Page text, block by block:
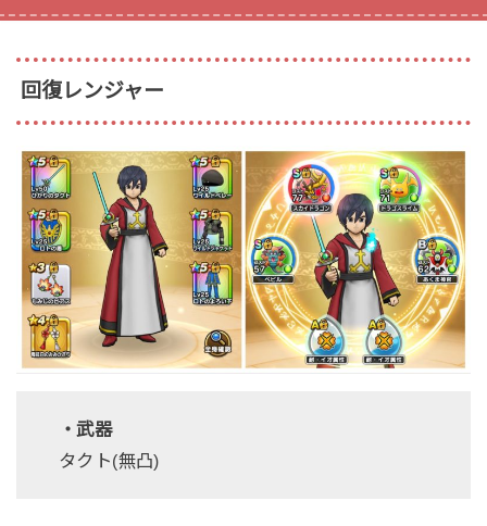
回復レンジャー
・武器
タクト(無凸)